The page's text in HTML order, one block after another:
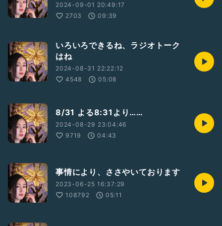
2024-09-01 20:49:17
2703
09:39
いろいろできるね、ラジオトーク
はね
2024-08-31 22:22:12
4548
05:08
8/31 よる8:31より……
2024-08-29 23:04:46
9719
04:43
事情により、ささやいております
2023-06-25 16:37:29
108792
05:11